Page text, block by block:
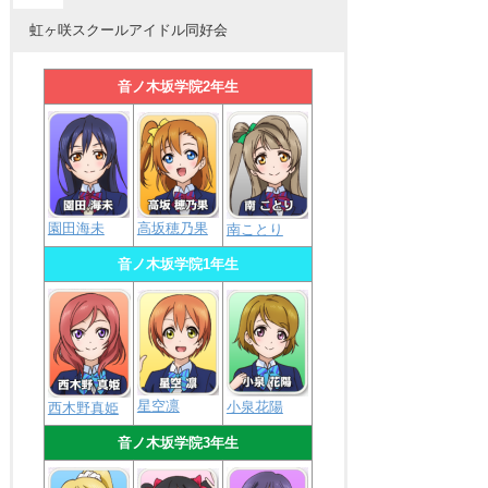
虹ヶ咲スクールアイドル同好会
音ノ木坂学院2年生
園田海未 高坂穂乃果 南ことり
音ノ木坂学院1年生
西木野真姫 星空凛 小泉花陽
音ノ木坂学院3年生